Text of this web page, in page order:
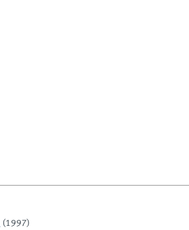
(1997)